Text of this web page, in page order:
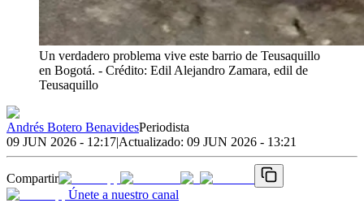
Un verdadero problema vive este barrio de Teusaquillo
en Bogotá. - Crédito: Edil Alejandro Zamara, edil de
Teusaquillo
Andrés Botero BenavidesPeriodista
09 JUN 2026 - 12:17|Actualizado: 09 JUN 2026 - 13:21
Compartir
Únete a nuestro canal